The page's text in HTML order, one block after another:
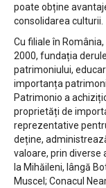
poate obține
consolidarea culturii.
Cu filiale în
2000, fundația
patrimoniului,
importanța
Patrimonio a
proprietăți de
reprezentative
deține,
valoare, prin diverse
la Mihăileni, lângă
Muscel; Conacul